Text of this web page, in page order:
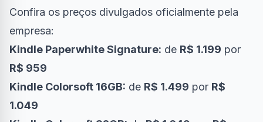
Confira os preços divulgados oficialmente pela
empresa:
Kindle Paperwhite Signature: de R$ 1.199 por
R$ 959
Kindle Colorsoft 16GB: de R$ 1.499 por R$
1.049